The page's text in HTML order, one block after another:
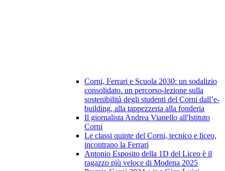
Corni, Ferrari e Scuola 2030: un sodalizio
consolidato. un percorso-lezione sulla
sostenibilità degli studenti del Corni dall’e-
building, alla tappezzeria alla fonderia
Il giornalista Andrea Vianello all'Istituto
Corni
Le classi quinte del Corni, tecnico e liceo,
incontrano la Ferrari
Antonio Esposito della 1D del Liceo è il
ragazzo più veloce di Modena 2025